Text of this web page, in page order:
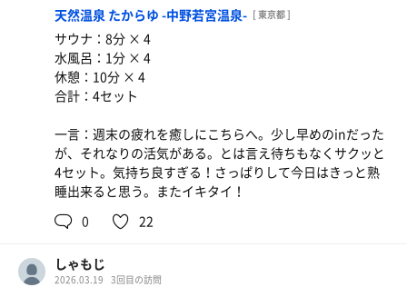
天然温泉 たからゆ -中野若宮温泉- [ 東京都 ]
サウナ：8分 × 4
水風呂：1分 × 4
休憩：10分 × 4
合計：4セット
一言：週末の疲れを癒しにこちらへ。少し早めのinだった
が、それなりの活気がある。とは言え待ちもなくサクッと
4セット。気持ち良すぎる！さっぱりして今日はきっと熟
睡出来ると思う。またイキタイ！
0
22
しゃもじ
2026.03.19 3回目の訪問